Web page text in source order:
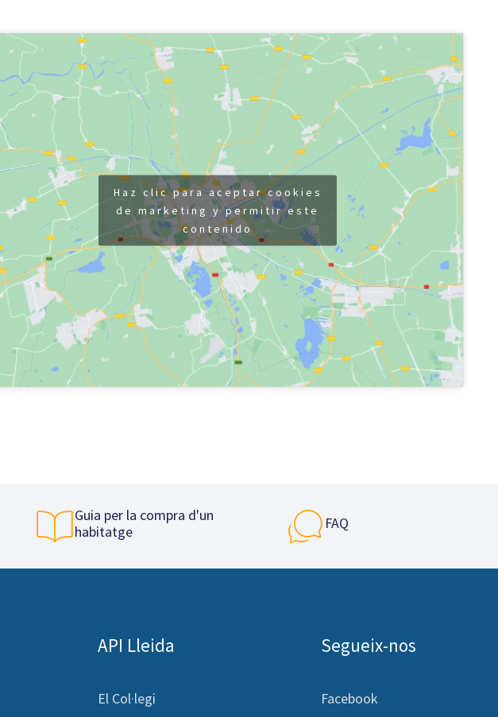
Haz clic para aceptar cookies
de marketing y permitir este
contenido
Guia per la compra d'un
habitatge
FAQ
API Lleida
El Col·legi
Segueix-nos
Facebook